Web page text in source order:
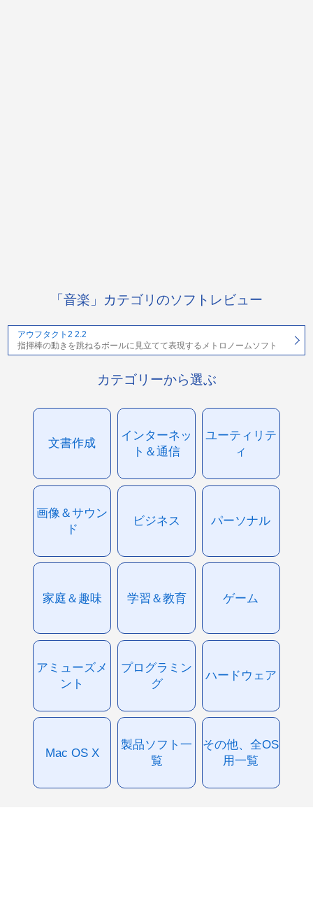
「音楽」カテゴリのソフトレビュー
アウフタクト2 2.2
指揮棒の動きを跳ねるボールに見立てて表現するメトロノームソフト
カテゴリーから選ぶ
文書作成
インターネッ
ト＆通信
ユーティリテ
ィ
画像＆サウン
ド
ビジネス パーソナル
家庭＆趣味 学習＆教育 ゲーム
アミューズメ
ント
プログラミン
グ
ハードウェア
Mac OS X
製品ソフト一
覧
その他、全OS
用一覧